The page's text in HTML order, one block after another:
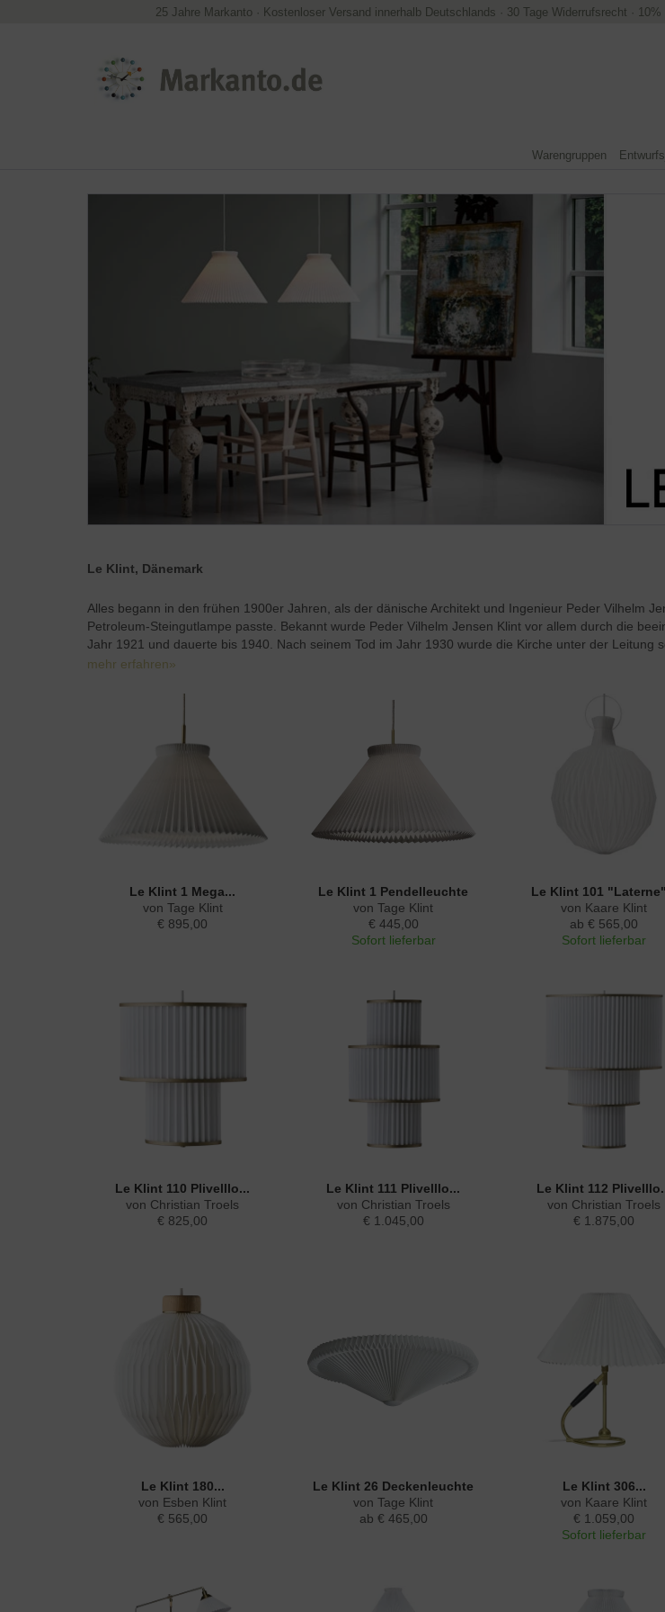
25 Jahre Markanto · Kostenloser Versand innerhalb Deutschlands · 30 Tage Widerrufsrecht · 10%
Warengruppen
Le Klint, Dänemark
Alles begann in den frühen 1900er Jahren, als der dänische Architekt und Ingenieur Peder Vilhelm
Petroleum-Steingutlampe passte. Bekannt wurde Peder Vilhelm Jensen Klint vor allem durch die
Jahr 1921 und dauerte bis 1940. Nach seinem Tod im Jahr 1930 wurde die Kirche unter der Leitung
mehr erfahren»
Le Klint 1 Mega...
von Tage Klint
€ 895,00
Le Klint 1 Pendelleuchte
von Tage Klint
€ 445,00
Sofort lieferbar
Le Klint 101
von Kaare Klint
ab € 565,00
Sofort lieferbar
Le Klint 110 Plivelllo...
von Christian Troels
€ 825,00
Le Klint 111 Plivelllo...
von Christian Troels
€ 1.045,00
Le Klint 112
von Christian Troels
€ 1.875,00
Le Klint 180...
von Esben Klint
€ 565,00
Le Klint 26 Deckenleuchte
von Tage Klint
ab € 465,00
Le Klint 306...
von Kaare Klint
€ 1.059,00
Sofort lieferbar